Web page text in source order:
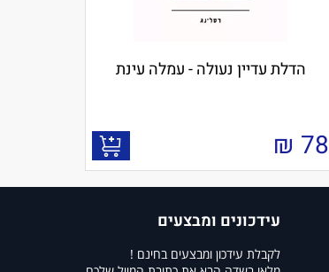
הדלת עדיין נעולה - עמלה עינת
78
₪
עידכונים ומבצעים
לקבלת עידכון ומבצעים בחינם !